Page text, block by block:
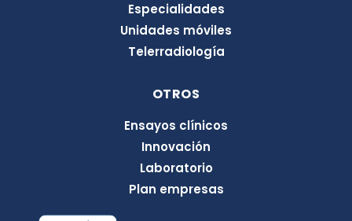
Especialidades
Unidades móviles
Telerradiología
OTROS
Ensayos clínicos
Innovación
Laboratorio
Plan empresas